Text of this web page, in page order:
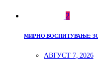
2
МИРНО ВОСПИТУВАЊЕ:
АВГУСТ 7, 2026